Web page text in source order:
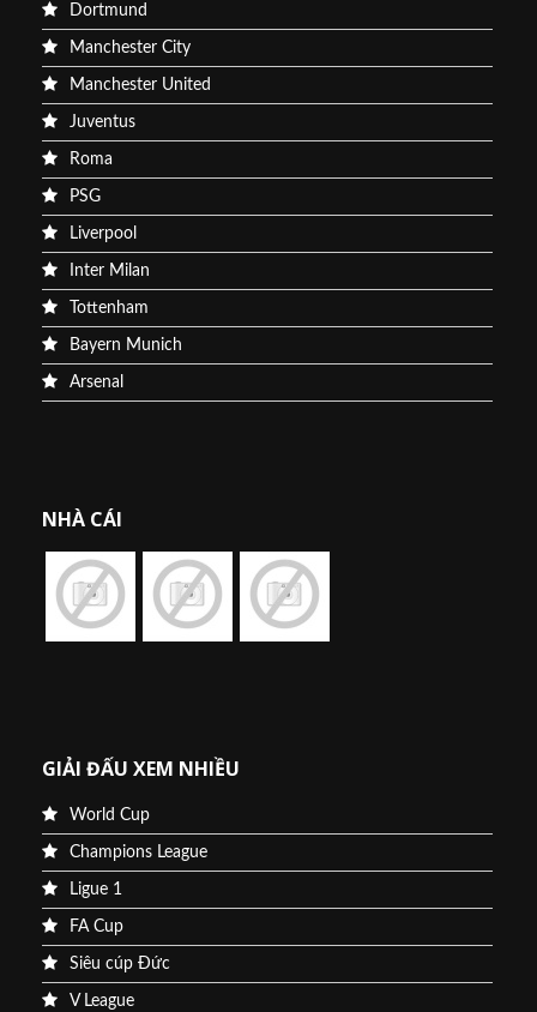
Dortmund
Manchester City
Manchester United
Juventus
Roma
PSG
Liverpool
Inter Milan
Tottenham
Bayern Munich
Arsenal
NHÀ CÁI
GIẢI ĐẤU XEM NHIỀU
World Cup
Champions League
Ligue 1
FA Cup
Siêu cúp Đức
V League